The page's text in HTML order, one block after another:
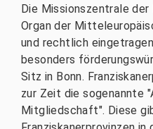
Die Missionszentrale
Organ der
und rechtlich
besonders
Sitz in Bonn.
zur Zeit die sogenannte
Mitgliedschaft". Diese